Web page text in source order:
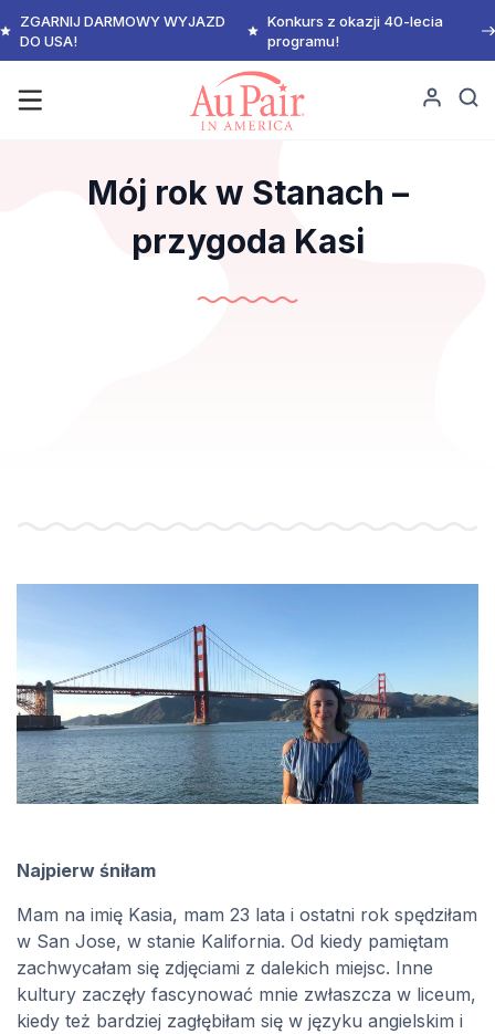
ZGARNIJ DARMOWY WYJAZD
DO USA!
Konkurs z okazji 40-lecia
programu!
Mój rok w Stanach –
przygoda Kasi
Najpierw śniłam
Mam na imię Kasia, mam 23 lata i ostatni rok spędziłam
w San Jose, w stanie Kalifornia. Od kiedy pamiętam
zachwycałam się zdjęciami z dalekich miejsc. Inne
kultury zaczęły fascynować mnie zwłaszcza w liceum,
kiedy też bardziej zagłębiłam się w języku angielskim i